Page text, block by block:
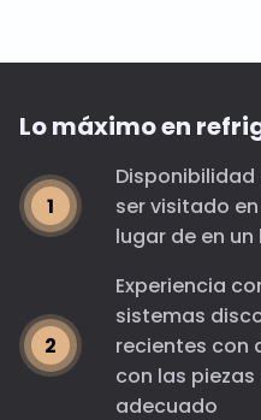
Lo máximo en
ser visitado
lugar de en
Experiencia
sistemas
recientes con
con las
adecuado